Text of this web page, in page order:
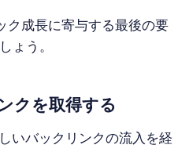
ク成長に寄与する最後の要
ょう。
クを取得する
いバックリンクの流入を経